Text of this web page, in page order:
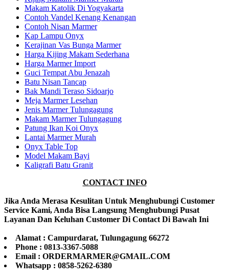
Makam Katolik Di Yogyakarta
Contoh Vandel Kenang Kenangan
Contoh Nisan Marmer
Kap Lampu Onyx
Kerajinan Vas Bunga Marmer
Harga Kijing Makam Sederhana
Harga Marmer Import
Guci Tempat Abu Jenazah
Batu Nisan Tancap
Bak Mandi Teraso Sidoarjo
Meja Marmer Lesehan
Jenis Marmer Tulungagung
Makam Marmer Tulungagung
Patung Ikan Koi Onyx
Lantai Marmer Murah
Onyx Table Top
Model Makam Bayi
Kaligrafi Batu Granit
CONTACT INFO
Jika Anda Merasa Kesulitan Untuk Menghubungi Customer
Service Kami, Anda Bisa Langsung Menghubungi Pusat
Layanan Dan Keluhan Customer Di Contact Di Bawah Ini
Alamat : Campurdarat, Tulungagung 66272
Phone : 0813-3367-5088
Email : ORDERMARMER@GMAIL.COM
Whatsapp : 0858-5262-6380